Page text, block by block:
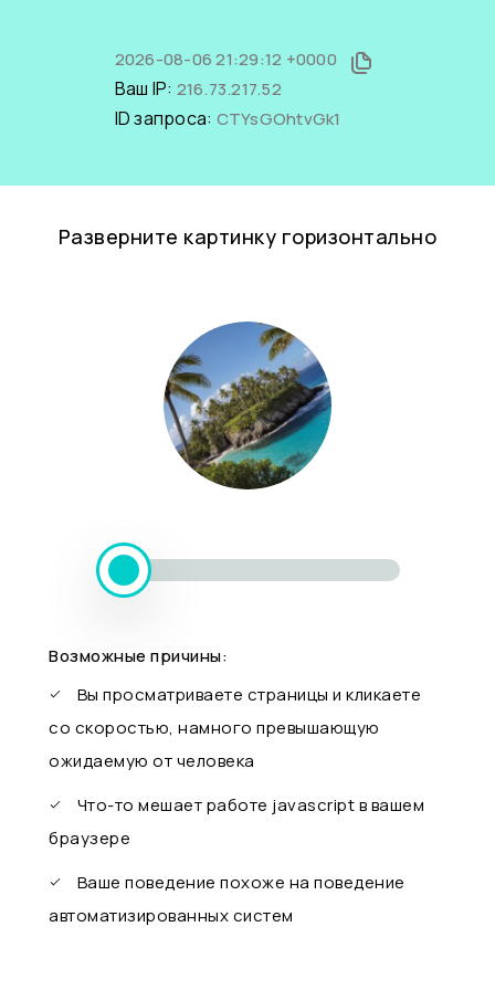
2026-08-06 21:29:12 +0000
Ваш IP: 216.73.217.52
ID запроса: CTYsGOhtvGk1
Разверните картинку горизонтально
Возможные причины:
Вы просматриваете страницы и кликаете
со скоростью, намного превышающую
ожидаемую от человека
Что-то мешает работе javascript в вашем
браузере
Ваше поведение похоже на поведение
автоматизированных систем